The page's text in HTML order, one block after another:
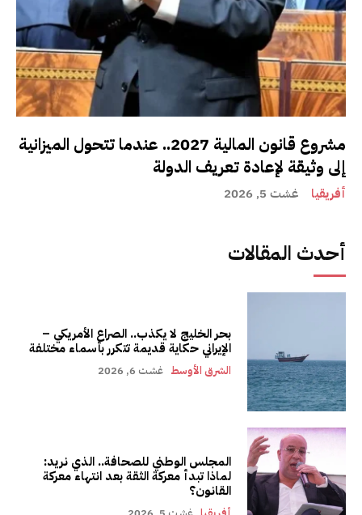
مشروع قانون المالية 2027.. عندما تتحول الميزانية
إلى وثيقة لإعادة تعريف الدولة
أفريقيا غشت 5, 2026
أحدث المقالات
بحر الخليج لا يكذب.. الصراع الأمريكي –
الإيراني حكاية قديمة تتكرر بأسماء مختلفة
الشرق الأوسط غشت 6, 2026
المجلس الوطني للصحافة.. الذي نريد:
لماذا تبدأ معركة الثقة بعد انتهاء معركة
القانون؟